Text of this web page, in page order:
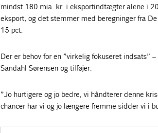
mindst 180 mia. kr. i eksportindtægter alene i
eksport, og det stemmer med beregninger fra
15 pct.
Der er behov for en ”virkelig fokuseret indsats”
Sandahl Sørensen og tilføjer:
”Jo hurtigere og jo bedre, vi håndterer denne
chancer har vi og jo længere fremme sidder vi i